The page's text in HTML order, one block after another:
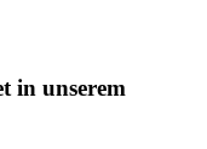
in unserem